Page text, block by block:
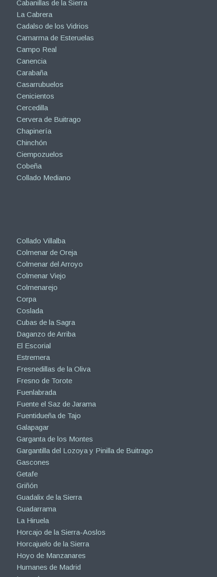
Cabanillas de la Sierra
La Cabrera
Cadalso de los Vidrios
Camarma de Esteruelas
Campo Real
Canencia
Carabaña
Casarrubuelos
Cenicientos
Cercedilla
Cervera de Buitrago
Chapinería
Chinchón
Ciempozuelos
Cobeña
Collado Mediano
Collado Villalba
Colmenar de Oreja
Colmenar del Arroyo
Colmenar Viejo
Colmenarejo
Corpa
Coslada
Cubas de la Sagra
Daganzo de Arriba
El Escorial
Estremera
Fresnedillas de la Oliva
Fresno de Torote
Fuenlabrada
Fuente el Saz de Jarama
Fuentidueña de Tajo
Galapagar
Garganta de los Montes
Gargantilla del Lozoya y Pinilla de Buitrago
Gascones
Getafe
Griñón
Guadalix de la Sierra
Guadarrama
La Hiruela
Horcajo de la Sierra-Aoslos
Horcajuelo de la Sierra
Hoyo de Manzanares
Humanes de Madrid